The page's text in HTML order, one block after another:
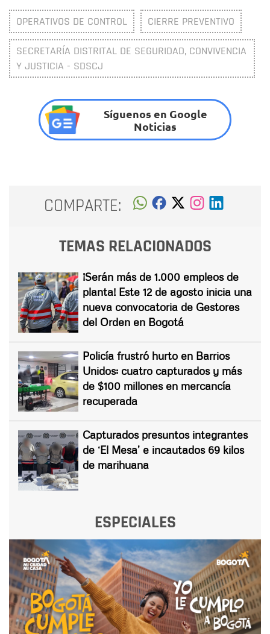
OPERATIVOS DE CONTROL CIERRE PREVENTIVO
SECRETARÍA DISTRITAL DE SEGURIDAD, CONVIVENCIA
Y JUSTICIA - SDSCJ
Síguenos en Google
Noticias
COMPARTE:
TEMAS RELACIONADOS
¡Serán más de 1.000 empleos de
planta! Este 12 de agosto inicia una
nueva convocatoria de Gestores
del Orden en Bogotá
Policía frustró hurto en Barrios
Unidos: cuatro capturados y más
de $100 millones en mercancía
recuperada
Capturados presuntos integrantes
de ‘El Mesa’ e incautados 69 kilos
de marihuana
ESPECIALES